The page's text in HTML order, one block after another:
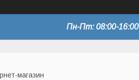
Пн-Пт: 08:00-16:00
магазин